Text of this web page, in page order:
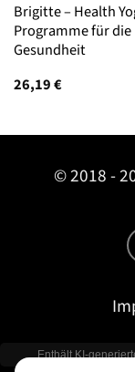
Brigitte – Health
Programme für die
Gesundheit
26,19€
© 2018 -